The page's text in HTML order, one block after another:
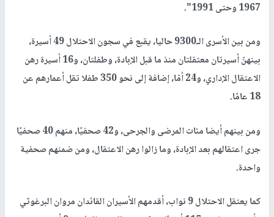
1967 وحتى 1991".
ومن بين الأسرى الـ9300 حاليا، يقبع في سجون الاحتلال 49 أسيرة،
بينهنّ أسيرتان معتقلتان منذ ما قبل الإبادة، وطفلتان، و16 أسيرة رهن
الاعتقال الإداري، و24 أمّا، إضافة إلى نحو 350 طفلا تقل أعمارهم عن
18 عامًا.
ومن بينهم أيضا مئات المرضى والجرحى، و42 صحفيًا، منهم 40 صحفيًا
جرى اعتقالهم بعد الإبادة، وما زالوا رهن الاعتقال، ومن ضمنهم صحفية
واحدة.
كما يعتقل الاحتلال 9 نواب، أقدمهم الأسيران القائدان مروان البرغوثي